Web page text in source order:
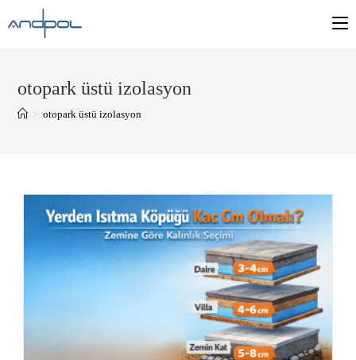
otopark üstü izolasyon
> otopark üstü izolasyon